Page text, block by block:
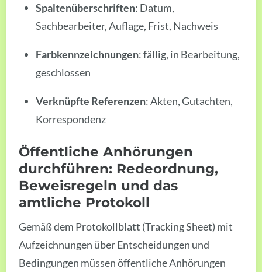
Spaltenüberschriften: Datum,
Sachbearbeiter, Auflage, Frist, Nachweis
Farbkennzeichnungen: fällig, in Bearbeitung,
geschlossen
Verknüpfte Referenzen: Akten, Gutachten,
Korrespondenz
Öffentliche Anhörungen
durchführen: Redeordnung,
Beweisregeln und das
amtliche Protokoll
Gemäß dem Protokollblatt (Tracking Sheet) mit
Aufzeichnungen über Entscheidungen und
Bedingungen müssen öffentliche Anhörungen